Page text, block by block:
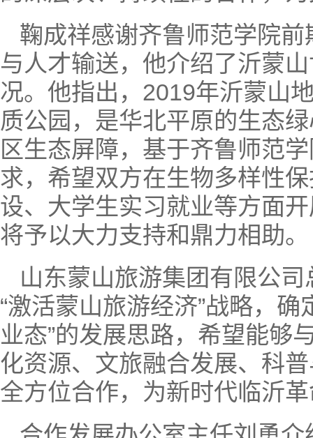
鞠成祥感谢齐鲁师范学院
与人才输送，他介绍了沂蒙
况。他指出，2019年沂蒙山
质公园，是华北平原的生态
区生态屏障，基于齐鲁师范
求，希望双方在生物多样性
设、大学生实习就业等方面
将予以大力支持和鼎力相助。
山东蒙山旅游集团有限公
“激活蒙山旅游经济”战略，
业态”的发展思路，希望能够
化资源、文旅融合发展、科
全方位合作，为新时代临沂